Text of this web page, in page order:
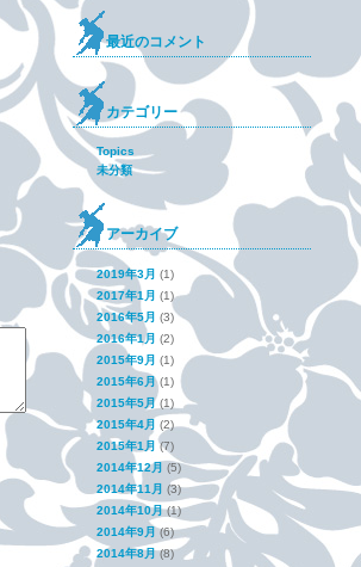
最近のコメント
カテゴリー
Topics
未分類
アーカイブ
2019年3月 (1)
2017年1月 (1)
2016年5月 (3)
2016年1月 (2)
2015年9月 (1)
2015年6月(1)
2015年5月 (1)
2015年4月 (2)
2015年1月 (7)
2014年12月 (5)
2014年11月 (3)
2014年10月(1)
2014年9月 (6)
2014年8月(8)